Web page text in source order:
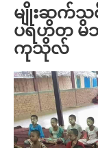
မျိုးဆက်သ
ပရဟိတ မိဘ
ကုသိုလ်